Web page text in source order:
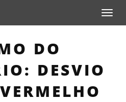
Toggle
DO
DESVIO